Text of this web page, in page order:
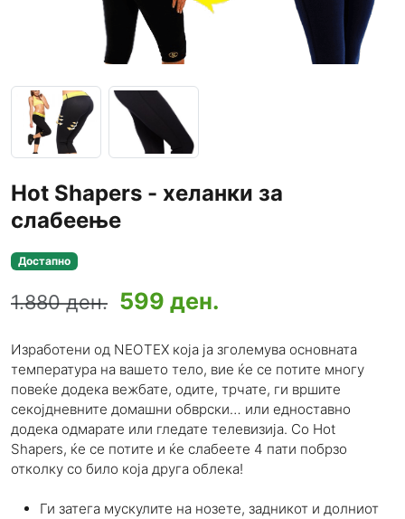
Hot Shapers - хеланки за
слабеење
Достапно
1.880 ден. 599 ден.
Изработени од NEOTEX која ја зголемува основната
температура на вашето тело, вие ќе се потите многу
повеќе додека вежбате, одите, трчате, ги вршите
секојдневните домашни обврски… или едноставно
додека одмарате или гледате телевизија. Со Hot
Shapers, ќе се потите и ќе слабеете 4 пати побрзо
отколку со било која друга облека!
Ги затега мускулите на нозете, задникот и долниот